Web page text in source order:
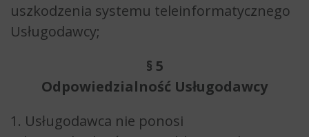
uszkodzenia systemu teleinformatycznego
Usługodawcy;
§ 5
Odpowiedzialność Usługodawcy
1. Usługodawca nie ponosi